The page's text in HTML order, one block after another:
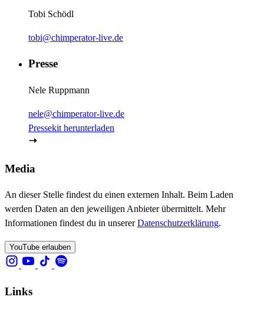
Tobi Schödl
tobi@chimperator-live.de
Presse
Nele Ruppmann
nele@chimperator-live.de
Pressekit herunterladen
Media
An dieser Stelle findest du einen externen Inhalt. Beim Laden
werden Daten an den jeweiligen Anbieter übermittelt. Mehr
Informationen findest du in unsererDatenschutzerklärung.
YouTube erlauben
Links